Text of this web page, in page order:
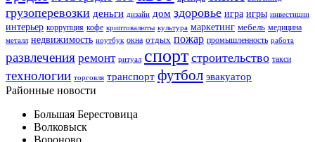
грузоперевозки деньги дизайн дом здоровье игра игры инвестиции
интерьер коррупция кофе криптовалюты культура маркетинг мебель медицина
металл недвижимость ноутбук окна отдых пожар промышленность работа
развлечения ремонт ритуал спорт строительство такси
технологии торговля транспорт футбол эвакуатор
Районные новости
Большая Берестовица
Волковыск
Вороново